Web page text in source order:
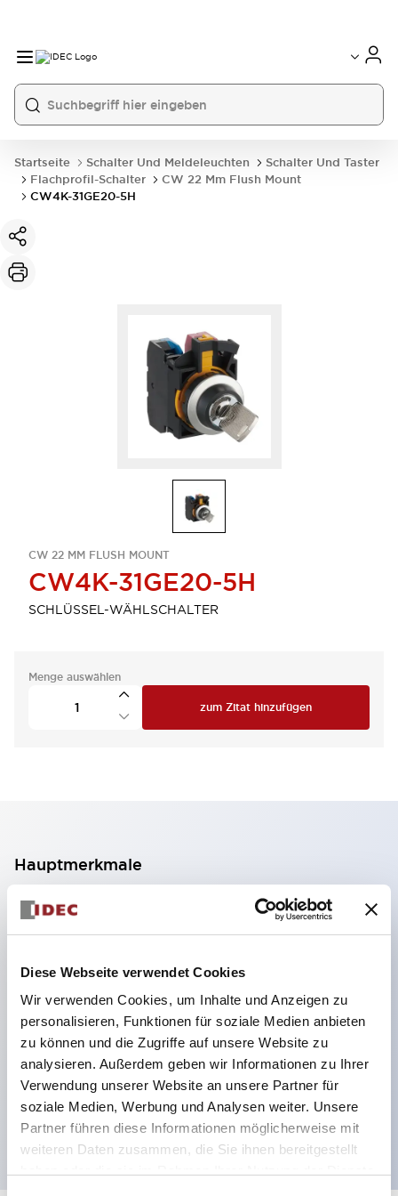
Diese Webseite verwendet Cookies
Wir verwenden Cookies, um Inhalte und Anzeigen zu
personalisieren, Funktionen für soziale Medien anbieten
zu können und die Zugriffe auf unsere Website zu
analysieren. Außerdem geben wir Informationen zu Ihrer
Verwendung unserer Website an unsere Partner für
soziale Medien, Werbung und Analysen weiter. Unsere
Partner führen diese Informationen möglicherweise mit
weiteren Daten zusammen, die Sie ihnen bereitgestellt
Startseite Schalter Und Meldeleuchten
Schalter Und Taster
Flachprofil-Schalter
CW 22 Mm Flush Mount
CW4K-31GE20-5H
CW 22 MM FLUSH MOUNT
CW4K-31GE20-5H
SCHLÜSSEL-WÄHLSCHALTER
Menge auswählen
zum Zitat hinzufügen
Hauptmerkmale
2-Kontakt-Block mit 2 Stufen, ermöglicht eine 4-
Kontakt-Konfiguration (Gewährleistung der
Isolierung zwischen den 2 Kontakten).
59,9 mm (※ 22-stufiger Kontaktblock).
Platzsparendes Design möglich.
Sicherheitsstruktur der 3. Generation: 2-Aktions-
Freisetzung, integrierter Schutz, IP20-
Fingerschutzstruktur